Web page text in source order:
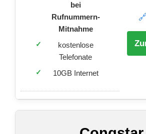
bei
Rufnummern-
Mitnahme
kostenlose
Telefonate
10GB Internet